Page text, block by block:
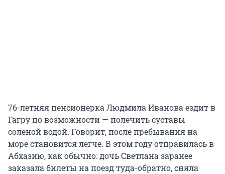
76-летняя пенсионерка Людмила Иванова ездит в
Гагру по возможности — полечить суставы
соленой водой. Говорит, после пребывания на
море становится легче. В этом году отправилась в
Абхазию, как обычно: дочь Светлана заранее
заказала билеты на поезд туда-обратно, сняла